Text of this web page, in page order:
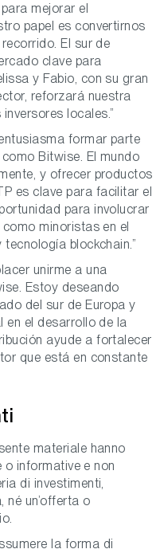
mejorar el
papel es convertirnos
El sur de
clave para
y Fabio, con su gran
reforzará nuestra
locales.”
formar parte
Bitwise. El mundo
y ofrecer productos
es clave para facilitar el
para involucrar
minoristas en el
blockchain.”
unirme a una
Estoy deseando
del sur de Europa y
en el desarrollo de la
ayude a fortalecer
que está en constante
materiale hanno
informative e non
di investimenti,
un’offerta o
la forma di